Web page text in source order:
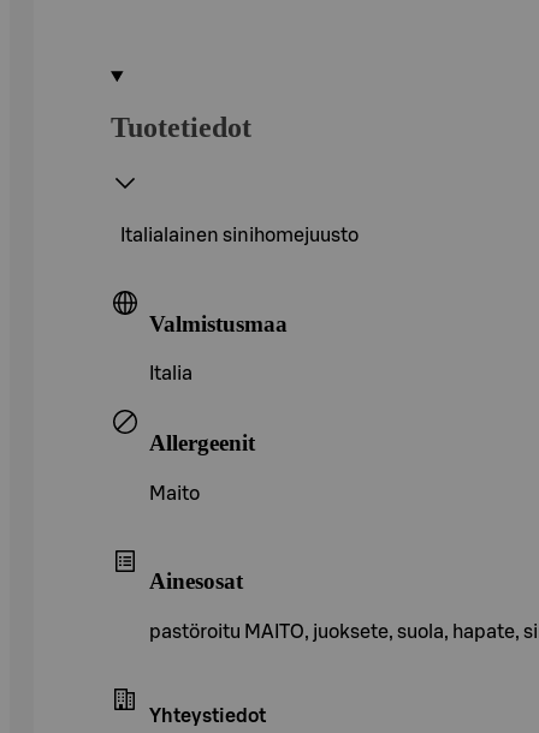
Tuotetiedot
Italialainen sinihomejuusto
Valmistusmaa
Italia
Allergeenit
Maito
Ainesosat
pastöroitu MAITO, juoksete, suola, hapate,
Yhteystiedot